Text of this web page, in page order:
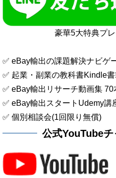
豪華5大特典プ
✅ eBay輸出の課題解決ナビゲ
✅ 起業・副業の教科書Kindle
✅ eBay輸出リサーチ動画集 70
✅ eBay輸出スタートUdemy講
✅ 個別相談会(1回限り無償)
公式YouTube